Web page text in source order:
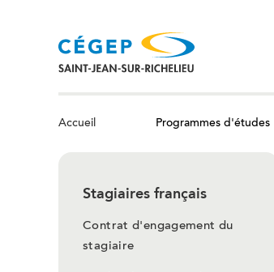
Accueil Programmes d'études
Stagiaires français
Contrat d'engagement du
stagiaire